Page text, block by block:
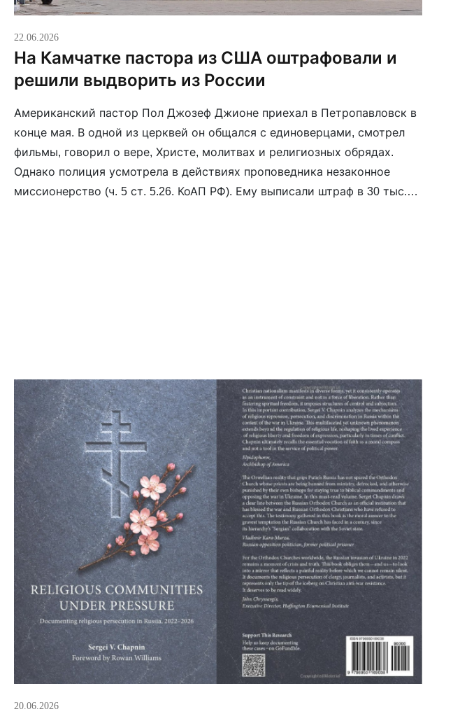
22.06.2026
На Камчатке пастора из США оштрафовали и
решили выдворить из России
Американский пастор Пол Джозеф Джионе приехал в Петропавловск в
конце мая. В одной из церквей он общался с единоверцами, смотрел
фильмы, говорил о вере, Христе, молитвах и религиозных обрядах.
Однако полиция усмотрела в действиях проповедника незаконное
миссионерство (ч. 5 ст. 5.26. КоАП РФ). Ему выписали штраф в 30 тыс.
20.06.2026